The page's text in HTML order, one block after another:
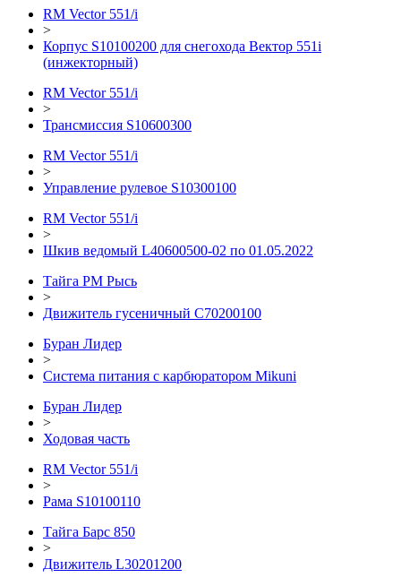
RM Vector 551/i
>
Корпус S10100200 для снегохода Вектор 551i
(инжекторный)
RM Vector 551/i
>
Трансмиссия S10600300
RM Vector 551/i
>
Управление рулевое S10300100
RM Vector 551/i
>
Шкив ведомый L40600500-02 по 01.05.2022
Тайга РМ Рысь
>
Движитель гусеничный C70200100
Буран Лидер
>
Система питания с карбюратором Mikuni
Буран Лидер
>
Ходовая часть
RM Vector 551/i
>
Рама S10100110
Тайга Барс 850
>
Движитель L30201200